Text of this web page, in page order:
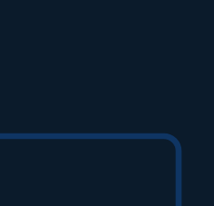
, 호르몬적 변화와 함께 육아에
점에서 다른 산후조리원들과 차별